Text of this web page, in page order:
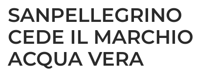
SANPELLEGRINO
CEDE IL MARCHIO
ACQUA VERA